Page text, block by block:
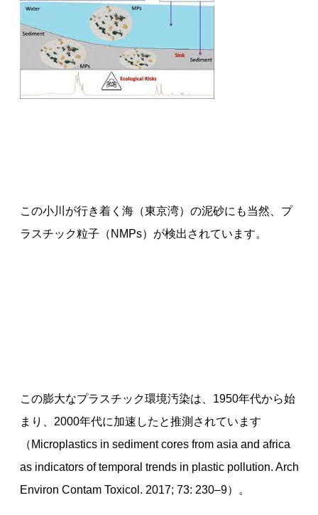
この小川が行き着く海（東京湾）の泥砂にも当然、プ
ラスチック粒子（NMPs）が検出されています。
この膨大なプラスチック環境汚染は、1950年代から始
まり、2000年代に加速したと推測されています
（Microplastics in sediment cores from asia and africa
as indicators of temporal trends in plastic pollution. Arch
Environ Contam Toxicol. 2017; 73: 230–9）。